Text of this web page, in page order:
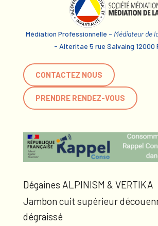
Médiation Professionnelle - Médiateur de
- Alteritae 5 rue Salvaing 12000
CONTACTEZ NOUS
PRENDRE RENDEZ-VOUS
Dégaines ALPINISM & VERTIKA
Jambon cuit supérieur
dégraissé